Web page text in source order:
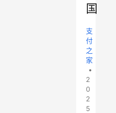
国
支
付
之
家
•
2
0
2
5